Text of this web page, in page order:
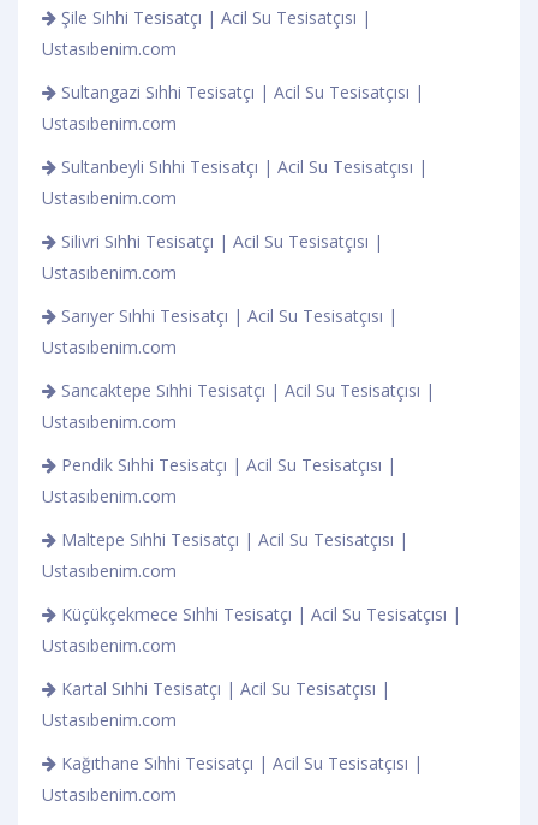
Şile Sıhhi Tesisatçı | Acil Su Tesisatçısı |
Ustasıbenim.com
Sultangazi Sıhhi Tesisatçı | Acil Su Tesisatçısı |
Ustasıbenim.com
Sultanbeyli Sıhhi Tesisatçı | Acil Su Tesisatçısı |
Ustasıbenim.com
Silivri Sıhhi Tesisatçı | Acil Su Tesisatçısı |
Ustasıbenim.com
Sarıyer Sıhhi Tesisatçı | Acil Su Tesisatçısı |
Ustasıbenim.com
Sancaktepe Sıhhi Tesisatçı | Acil Su Tesisatçısı |
Ustasıbenim.com
Pendik Sıhhi Tesisatçı | Acil Su Tesisatçısı |
Ustasıbenim.com
Maltepe Sıhhi Tesisatçı | Acil Su Tesisatçısı |
Ustasıbenim.com
Küçükçekmece Sıhhi Tesisatçı | Acil Su Tesisatçısı |
Ustasıbenim.com
Kartal Sıhhi Tesisatçı | Acil Su Tesisatçısı |
Ustasıbenim.com
Kağıthane Sıhhi Tesisatçı | Acil Su Tesisatçısı |
Ustasıbenim.com